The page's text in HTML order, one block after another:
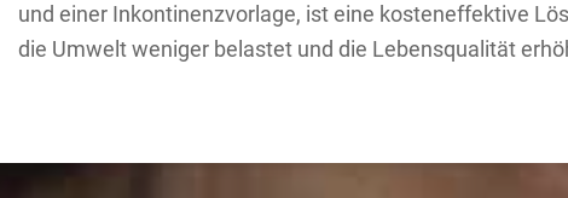
und einer Inkontinenzvorlage, ist eine kosteneffektive
die Umwelt weniger belastet und die Lebensqualität